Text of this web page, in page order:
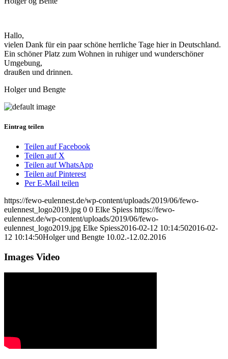
Hallo,
vielen Dank für ein paar schöne herrliche Tage hier in Deutschland.
Ein schöner Platz zum Wohnen in ruhiger und wunderschöner
Umgebung,
draußen und drinnen.
Holger und Bengte
Eintrag teilen
Teilen auf Facebook
Teilen auf X
Teilen auf WhatsApp
Teilen auf Pinterest
Per E-Mail teilen
https://fewo-eulennest.de/wp-content/uploads/2019/06/fewo-
eulennest_logo2019.jpg 0 0 Elke Spiess https://fewo-
eulennest.de/wp-content/uploads/2019/06/fewo-
eulennest_logo2019.jpg Elke Spiess2016-02-12 10:14:502016-02-
12 10:14:50Holger und Bengte 10.02.-12.02.2016
Images Video